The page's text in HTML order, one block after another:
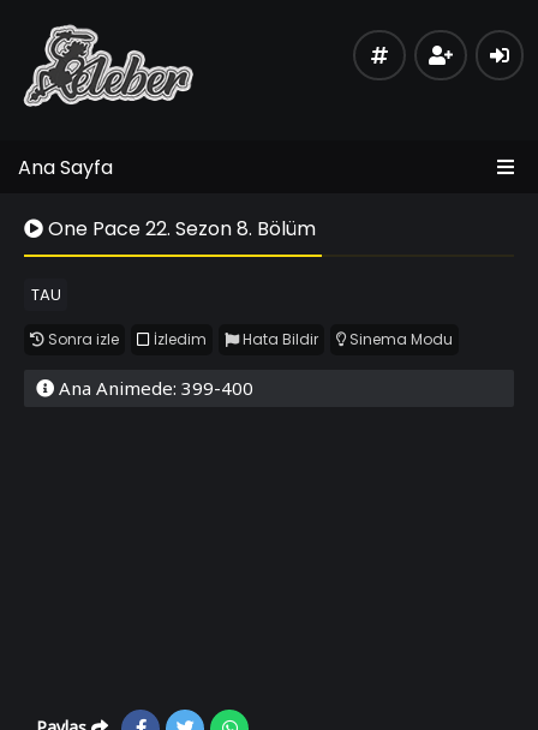
Ana Sayfa
One Pace 22. Sezon 8. Bölüm
TAU
Sonra izle İzledim Hata Bildir Sinema Modu
Ana Animede: 399-400